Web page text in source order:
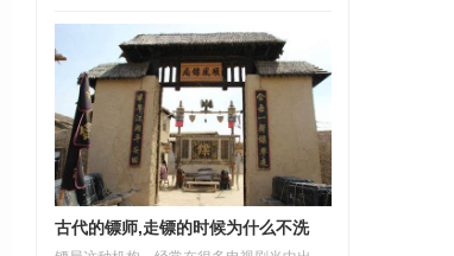
古代的镖师,走镖的时候为什么不洗